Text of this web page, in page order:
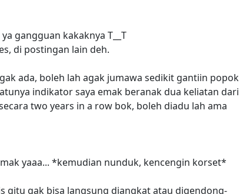
gangguan kakaknya T__T
di postingan lain deh.
ada, boleh lah agak jumawa sedikit gantiin popok
indikator saya emak beranak dua keliatan dari
two years in a row bok, boleh diadu lah ama
yaaa... *kemudian nunduk, kencengin korset*
gitu gak bisa langsung diangkat atau digendong-